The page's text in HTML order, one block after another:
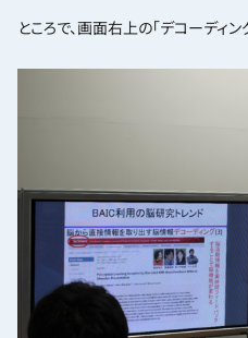
ところで、画面右上の「デコーディン